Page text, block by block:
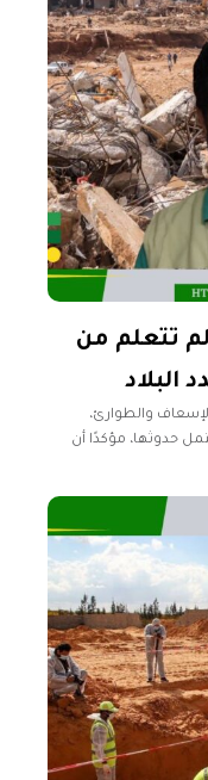
تتعلم من
البلاد
والطوارئ،
حدوثها، مؤكدًا أن
حتى الآن هو "جمع أعداد